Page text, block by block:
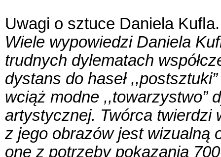
Uwagi o sztuce Daniela Kuﬂa.
Wiele wypowiedzi Daniela
trudnych dylematach
dystans do haseł
wciąż modne ,,towarzystwo”
artystycznej. Twórca twierdzi
z jego obrazów jest wizualną
one z potrzeby pokazania